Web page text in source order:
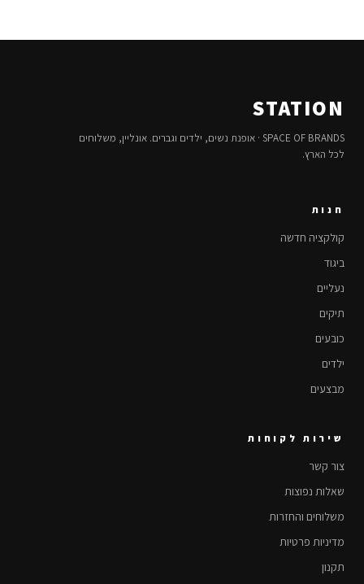
STATION
SPACE OF BRANDS · אופנת נשים, ילדים וגברים. אונליין, משלוחים
לכל הארץ.
חנות
קולקציה חדשה
ביגוד
נעליים
תיקים
כובעים
ילדים
מבצעים
שירות לקוחות
צור קשר
שאלות נפוצות
משלוחים והחזרות
מדיניות פרטיות
תקנון